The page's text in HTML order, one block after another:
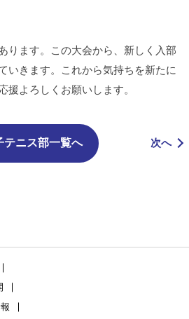
ります。この大会から、新しく入部
いきます。これから気持ちを新たに
援よろしくお願いします。
テニス部一覧へ 次へ